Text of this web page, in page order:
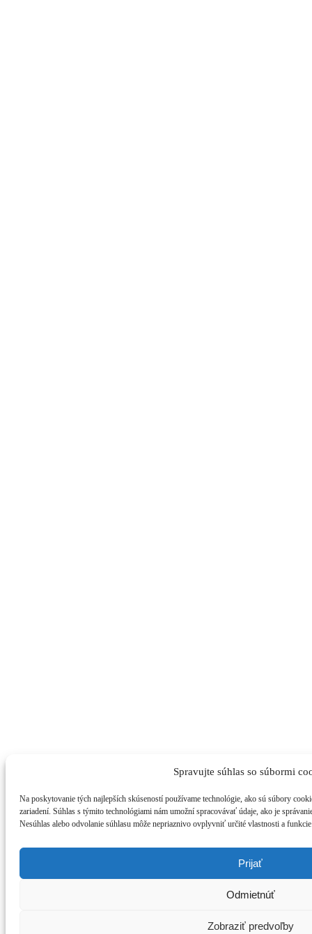
Spravujte súhlas so súbormi
Na poskytovanie tých najlepších skúseností používame technológie, ako sú súbory
zariadení. Súhlas s týmito technológiami nám umožní spracovávať údaje, ako je
Nesúhlas alebo odvolanie súhlasu môže nepriaznivo ovplyvniť určité vlastnosti a
Prijať
Odmietnúť
Zobraziť predvoľby